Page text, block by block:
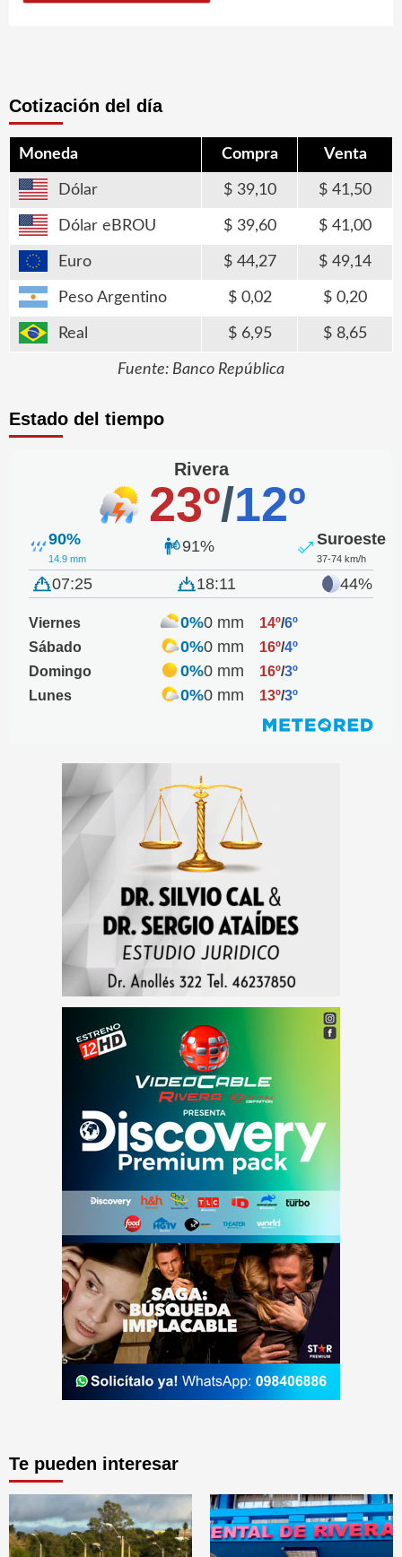
Cotización del día
Moneda Compra Venta
Dólar 39,10 41,50
Dólar eBROU 39,60 41,00
Euro 44,27 49,14
Peso Argentino 0,02 0,20
Real 6,95 8,65
Fuente: Banco República
Estado del tiempo
Rivera
23º/12º
90%
14.9 mm
91% Suroeste
37-74 km/h
07:25 18:11 44%
Viernes 0%0 mm 14º/6º
Sábado
0%0 mm 16º/4º
Domingo
0%0 mm 16º/3º
Lunes
0%0 mm 13º/3º
Te pueden interesar